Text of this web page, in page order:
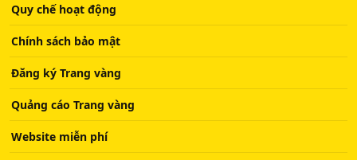
Quy chế hoạt động
Chính sách bảo mật
Đăng ký Trang vàng
Quảng cáo Trang vàng
Website miễn phí